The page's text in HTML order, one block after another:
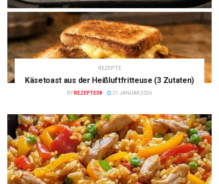
REZEPTE
Käsetoast aus der Heißluftfritteuse (3 Zutaten)
BY REZEPTE38 21 JANUAR 2026